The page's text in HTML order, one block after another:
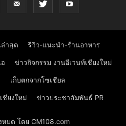
าสุด รีวิว-แนะนำ-ร้านอาหาร
ข่าวกิจกรรม งานอีเวนท์เชียงใหม่
เก็บตกจากโซเชียล
ชียงใหม่ ข่าวประชาสัมพันธ์ PR
มด โดย CM108.com